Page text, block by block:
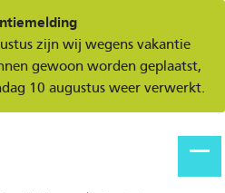
zijn wij wegens vakantie
gewoon worden geplaatst,
10 augustus weer verwerkt.